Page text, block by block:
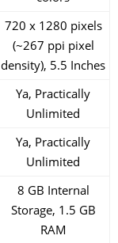
720 x 1280 pixels
(~267 ppi pixel
density), 5.5 Inches
Ya, Practically
Unlimited
Ya, Practically
Unlimited
8 GB Internal
Storage, 1.5 GB
RAM